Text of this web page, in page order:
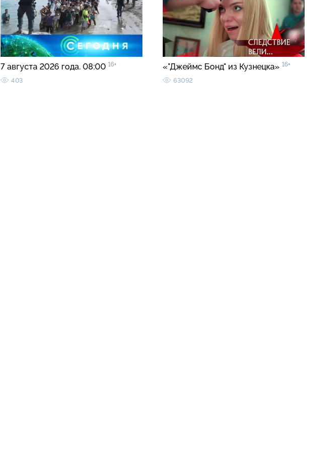
7 августа 2026 года. 08:00 16+
403
«"Джеймс Бонд" из Кузнецка» 16+
63092